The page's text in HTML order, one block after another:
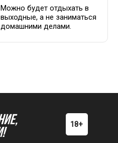
Можно будет отдыхать в
выходные, а не заниматься
домашними делами.